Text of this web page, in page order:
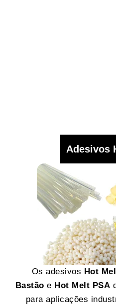
Adesivos
Os adesivos Hot
Bastão e Hot Melt PSA
para aplicações